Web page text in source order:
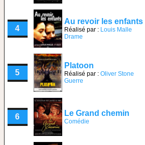
4
Au revoir les enfants
Réalisé par : Louis Malle
Drame
5
Platoon
Réalisé par : Oliver Stone
Guerre
6 Le Grand chemin
Comédie